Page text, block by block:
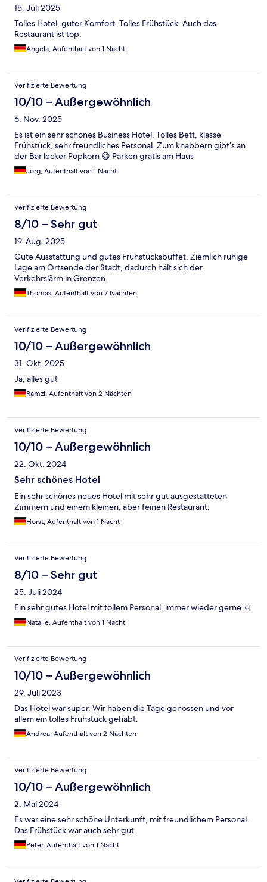
15. Juli 2025
Tolles Hotel, guter Komfort. Tolles Frühstück. Auch das
Restaurant ist top.
Angela, Aufenthalt von 1 Nacht
Verifizierte Bewertung
10/10 – Außergewöhnlich
6. Nov. 2025
Es ist ein sehr schönes Business Hotel. Tolles Bett, klasse
Frühstück, sehr freundliches Personal. Zum knabbern gibt’s an
der Bar lecker Popkorn 😋 Parken gratis am Haus
Jörg, Aufenthalt von 1 Nacht
Verifizierte Bewertung
8/10 – Sehr gut
19. Aug. 2025
Gute Ausstattung und gutes Frühstücksbüffet. Ziemlich ruhige
Lage am Ortsende der Stadt, dadurch hält sich der
Verkehrslärm in Grenzen.
Thomas, Aufenthalt von 7 Nächten
Verifizierte Bewertung
10/10 – Außergewöhnlich
31. Okt. 2025
Ja, alles gut
Ramzi, Aufenthalt von 2 Nächten
Verifizierte Bewertung
10/10 – Außergewöhnlich
22. Okt. 2024
Sehr schönes Hotel
Ein sehr schönes neues Hotel mit sehr gut ausgestatteten
Zimmern und einem kleinen, aber feinen Restaurant.
Horst, Aufenthalt von 1 Nacht
Verifizierte Bewertung
8/10 – Sehr gut
25. Juli 2024
Ein sehr gutes Hotel mit tollem Personal, immer wieder gerne ☺️
Natalie, Aufenthalt von 1 Nacht
Verifizierte Bewertung
10/10 – Außergewöhnlich
29. Juli 2023
Das Hotel war super. Wir haben die Tage genossen und vor
allem ein tolles Frühstück gehabt.
Andrea, Aufenthalt von 2 Nächten
Verifizierte Bewertung
10/10 – Außergewöhnlich
2. Mai 2024
Es war eine sehr schöne Unterkunft, mit freundlichem Personal.
Das Frühstück war auch sehr gut.
Peter, Aufenthalt von 1 Nacht